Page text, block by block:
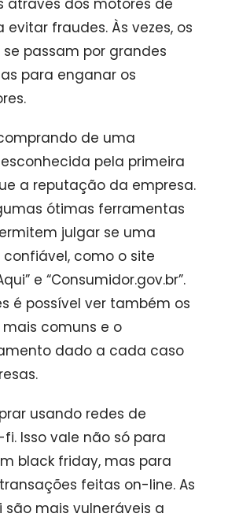
evitar fraudes. Às vezes, os
passam por grandes
para enganar os
de uma
pela primeira
a reputação da empresa.
ótimas ferramentas
julgar se uma
como o site
e “Consumidor.gov.br”.
é possível ver também os
comuns e o
dado a cada caso
usando redes de
Isso vale não só para
black friday, mas para
feitas on-line. As
são mais vulneráveis ​​a